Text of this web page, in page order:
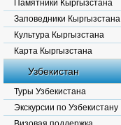
Памятники Кыргызстана
Заповедники Кыргызстана
Культура Кыргызстана
Карта Кыргызстана
Узбекистан
Туры Узбекистана
Экскурсии по Узбекистану